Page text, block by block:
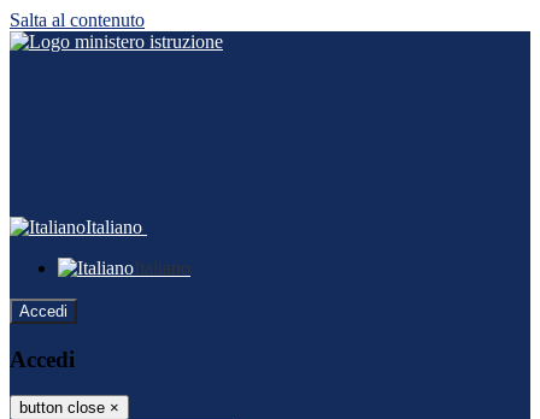
Salta al contenuto
Italiano
Italiano
Accedi
Accedi
button close ×